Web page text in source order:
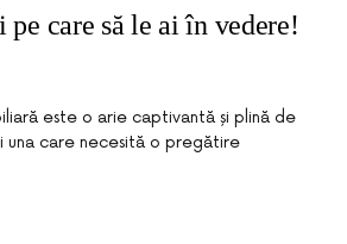
pe care să le ai în vedere!
este o arie captivantă și plină de
una care necesită o pregătire